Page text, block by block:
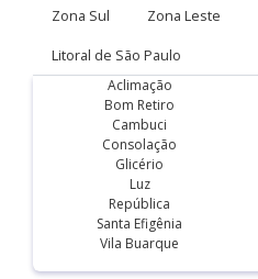
Zona Sul
Zona Leste
Litoral de São Paulo
Aclimação
Bom Retiro
Cambuci
Consolação
Glicério
Luz
República
Santa Efigênia
Vila Buarque